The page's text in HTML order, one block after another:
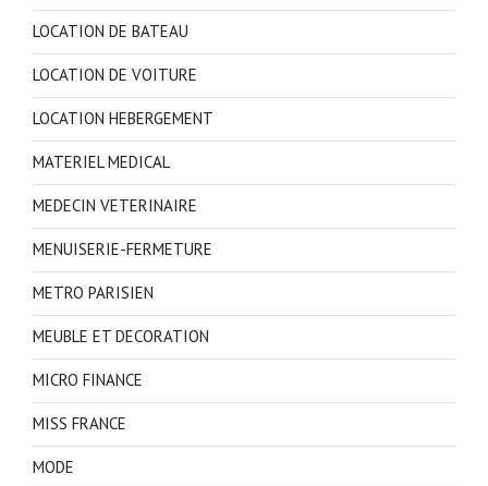
LOCATION DE BATEAU
LOCATION DE VOITURE
LOCATION HEBERGEMENT
MATERIEL MEDICAL
MEDECIN VETERINAIRE
MENUISERIE-FERMETURE
METRO PARISIEN
MEUBLE ET DECORATION
MICRO FINANCE
MISS FRANCE
MODE